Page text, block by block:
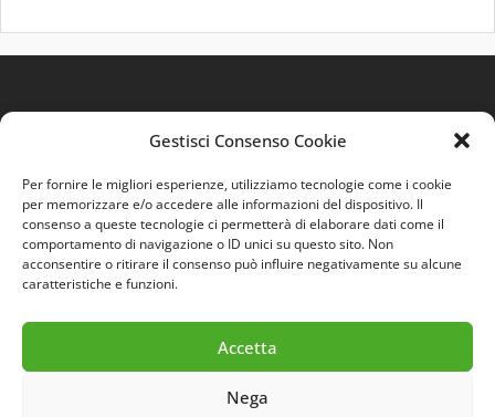
Gestisci Consenso Cookie
Per fornire le migliori esperienze, utilizziamo tecnologie come i cookie
per memorizzare e/o accedere alle informazioni del dispositivo. Il
consenso a queste tecnologie ci permetterà di elaborare dati come il
comportamento di navigazione o ID unici su questo sito. Non
acconsentire o ritirare il consenso può influire negativamente su alcune
caratteristiche e funzioni.
Accetta
Nega
Quest'opera è distribuita con LicenzaCreative
Commons 3.0 Italia.